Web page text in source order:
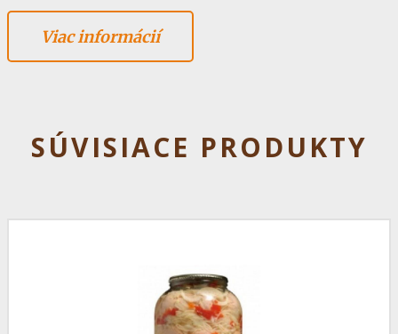
Viac informácií
SÚVISIACE PRODUKTY